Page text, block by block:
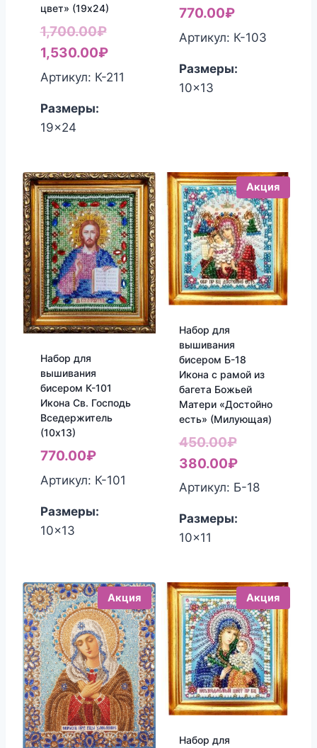
цвет» (19х24)
1,700.00₽Первоначальная
цена
составляла
1,530.00₽Текущая
цена:
Артикул: К-211
Размеры:
19x24
770.00₽
Артикул: К-103
Размеры:
10x13
Набор для
вышивания
бисером К-101
Икона Св. Господь
Вседержитель
(10х13)
770.00₽
Артикул: К-101
Размеры:
10x13
Акция
Набор для
вышивания
бисером Б-18
Икона с рамой из
багета Божьей
Матери «Достойно
есть» (Милующая)
450.00₽
цена
составляла
380.00₽Текущая
цена:
Артикул: Б-18
Размеры:
10x11
Акция Акция
Набор для